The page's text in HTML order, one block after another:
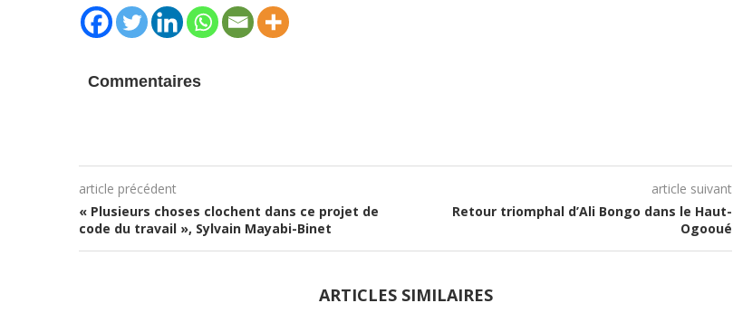
Commentaires
article précédent
« Plusieurs choses clochent dans ce projet de
code du travail », Sylvain Mayabi-Binet
article suivant
Retour triomphal d’Ali Bongo dans le Haut-
Ogooué
ARTICLES SIMILAIRES